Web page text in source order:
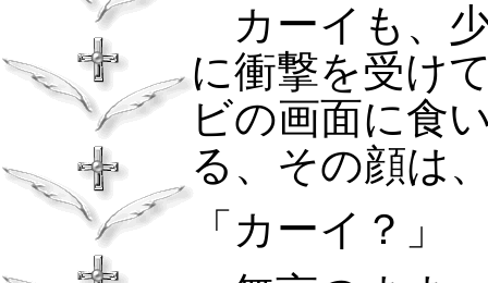
カーイも、
に衝撃を受け
ビの画面に食
る、その顔は
「カーイ？」